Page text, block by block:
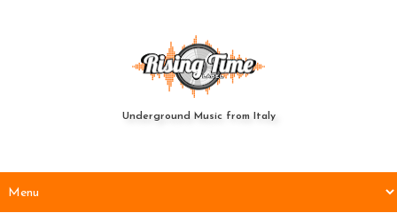
Underground Music from Italy